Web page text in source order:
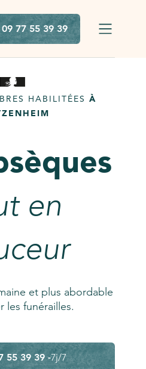
09 77 55 39 39
HABILITÉES À
en
et plus abordable
les funérailles.
55 39 39 -7j/7